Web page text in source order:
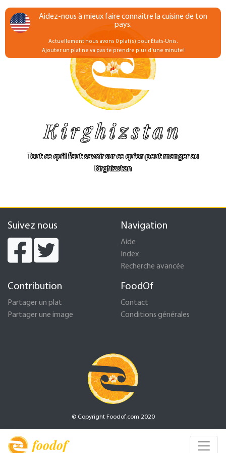
foodof
Kirghizstan
Tout ce qu'il faut savoir sur ce qu'on peut manger au
Kirghizstan
Suivez nous Navigation
Aide
Index
Recherche avancée
Contribution
Partager un plat
Partager une image
FoodOf
Contact
Conditions générales
© Copyright Foodof.com 2020
Aidez-nous à mieux faire connaitre la cuisine de ton
pays.
Actuellement nous avons 0 plat(s) pour États-Unis.
Ajouter un plat ne va pas te prendre plus d'une minute!